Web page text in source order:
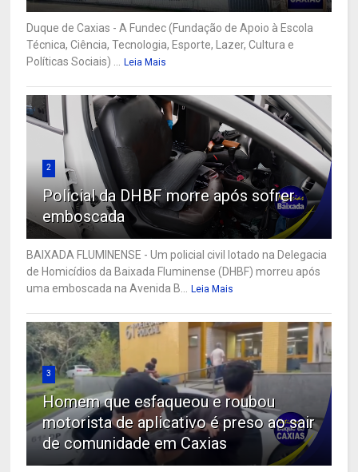
Duque de Caxias - A Fundec (Fundação de Apoio à Escola
Técnica, Ciência, Tecnologia, Esporte, Lazer, Cultura e
Políticas Sociais) ...
Leia Mais
2
Policial da DHBF morre após sofrer
emboscada
BAIXADA FLUMINENSE - Um policial civil lotado na Delegacia
de Homicídios da Baixada Fluminense (DHBF) morreu após
uma emboscada na Avenida B...
Leia Mais
3
Homem que esfaqueou e roubou
motorista de aplicativo é preso ao sair
de comunidade em Caxias